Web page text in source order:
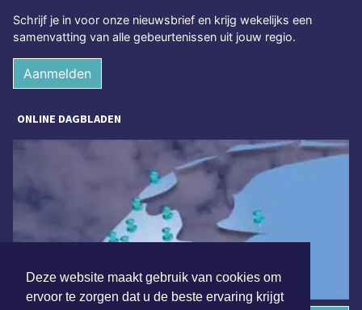
Deze website maakt gebruik van cookies om
ervoor te zorgen dat u de beste ervaring krijgt
Schrijf je in voor onze nieuwsbrief en krijg wekelijks een
samenvatting van alle gebeurtenissen uit jouw regio.
Aanmelden
ONLINE DAGBLADEN